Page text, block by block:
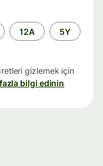
12A 5Y
gizlemek için
bilgi edinin